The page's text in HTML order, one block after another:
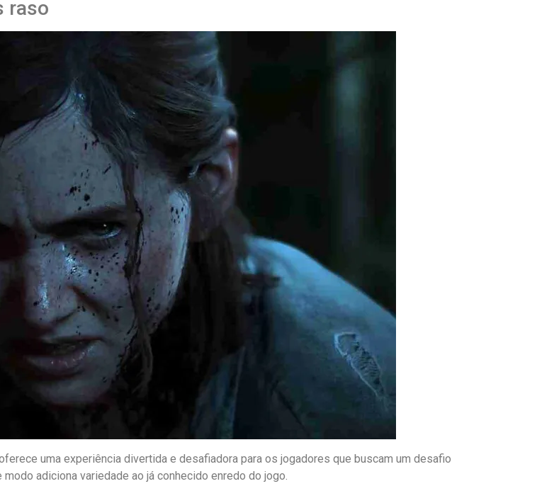
raso
uma experiência divertida e desafiadora para os jogadores que buscam um desafio
adiciona variedade ao já conhecido enredo do jogo.